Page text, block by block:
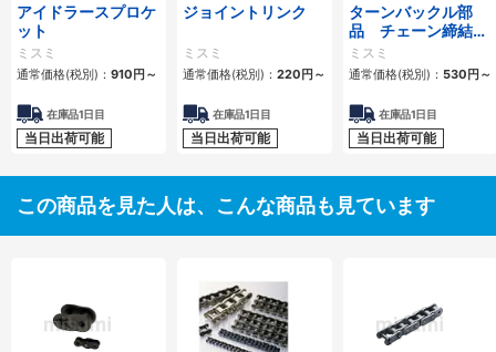
アイドラースプロケ
ット
ミスミ
通常価格(税別)： 910円～
在庫品1日目
当日出荷可能
ジョイントリンク
ミスミ
通常価格(税別)： 220円～
在庫品1日目
当日出荷可能
ターンバックル部
品 チェーン締結
用 スタンダードタ
イプ・ロングタイプ
ミスミ
通常価格(税別)： 530円～
在庫品1日目
当日出荷可能
この商品を見た人は、こんな商品も見ています